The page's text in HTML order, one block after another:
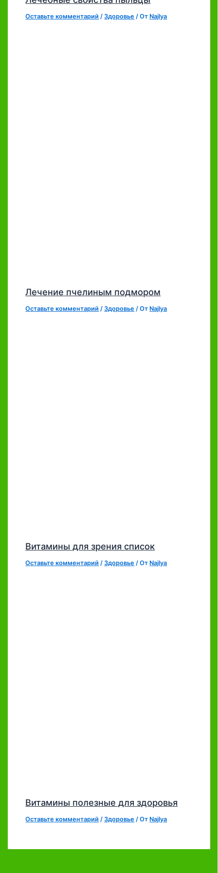
Оставьте комментарий /Здоровье / От Najlya
Лечение пчелиным подмором
Оставьте комментарий /Здоровье / От Najlya
Витамины для зрения список
Оставьте комментарий /Здоровье / От Najlya
Витамины полезные для здоровья
Оставьте комментарий /Здоровье / От Najlya